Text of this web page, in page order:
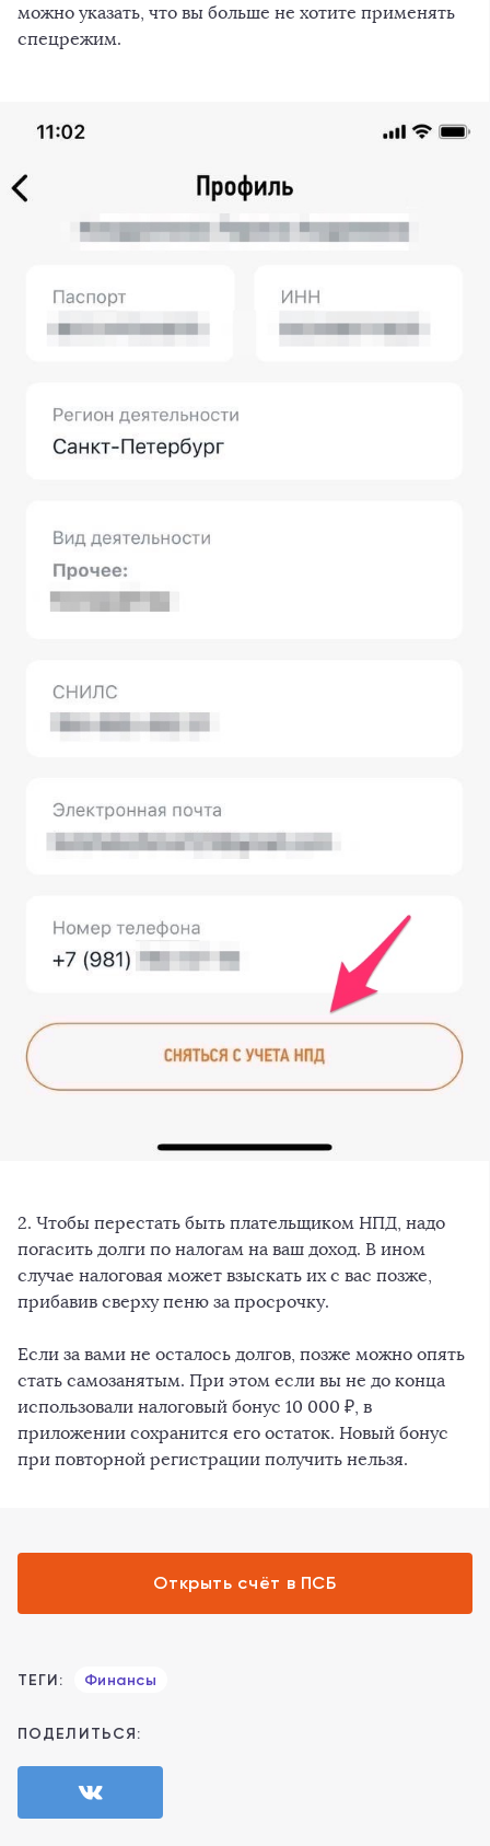
можно указать, что вы больше не хотите применять
спецрежим.
2. Чтобы перестать быть плательщиком НПД, надо
погасить долги по налогам на ваш доход. В ином
случае налоговая может взыскать их с вас позже,
прибавив сверху пеню за просрочку.
Если за вами не осталось долгов, позже можно опять
стать самозанятым. При этом если вы не до конца
использовали налоговый бонус 10 000 ₽, в
приложении сохранится его остаток. Новый бонус
при повторной регистрации получить нельзя.
Открыть счёт в ПСБ
ТЕГИ: Финансы
ПОДЕЛИТЬСЯ: